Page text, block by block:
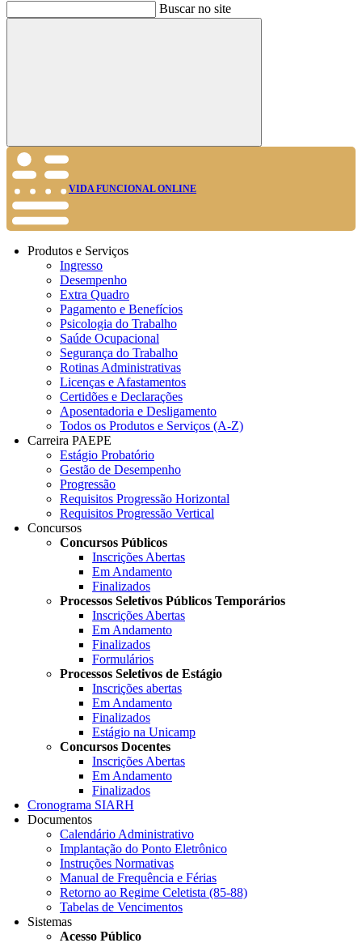
Buscar no site
Buscar
VIDA FUNCIONAL ONLINE
Produtos e Serviços
Ingresso
Desempenho
Extra Quadro
Pagamento e Benefícios
Psicologia do Trabalho
Saúde Ocupacional
Segurança do Trabalho
Rotinas Administrativas
Licenças e Afastamentos
Certidões e Declarações
Aposentadoria e Desligamento
Todos os Produtos e Serviços (A-Z)
Carreira PAEPE
Estágio Probatório
Gestão de Desempenho
Progressão
Requisitos Progressão Horizontal
Requisitos Progressão Vertical
Concursos
Concursos Públicos
Inscrições Abertas
Em Andamento
Finalizados
Processos Seletivos Públicos Temporários
Inscrições Abertas
Em Andamento
Finalizados
Formulários
Processos Seletivos de Estágio
Inscrições abertas
Em Andamento
Finalizados
Estágio na Unicamp
Concursos Docentes
Inscrições Abertas
Em Andamento
Finalizados
Cronograma SIARH
Documentos
Calendário Administrativo
Implantação do Ponto Eletrônico
Instruções Normativas
Manual de Frequência e Férias
Retorno ao Regime Celetista (85-88)
Tabelas de Vencimentos
Sistemas
Acesso Público